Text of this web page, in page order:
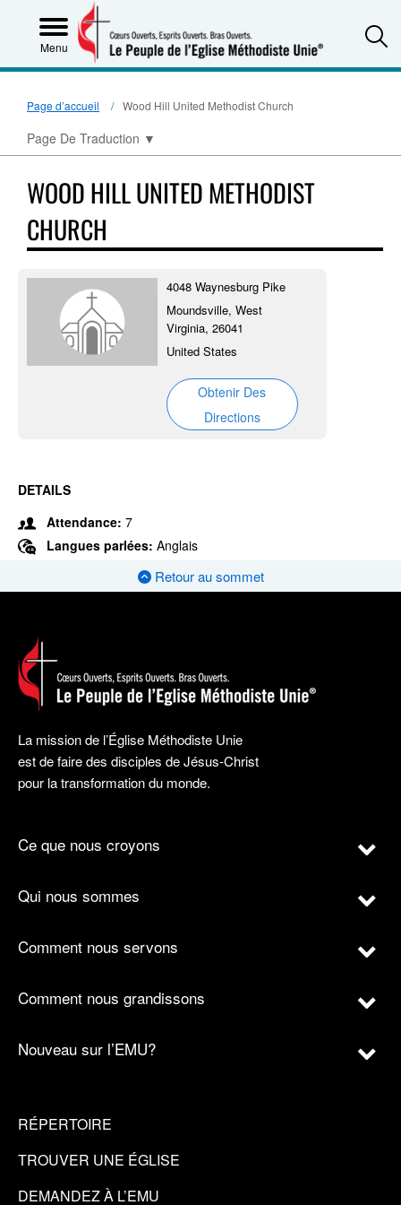
Menu
Page d’accueil Wood Hill United Methodist Church
Page De Traduction ▼
WOOD HILL UNITED METHODIST
CHURCH
4048 Waynesburg Pike
Moundsville, West
Virginia, 26041
United States
Obtenir Des
Directions
DETAILS
Attendance: 7
Langues parlées: Anglais
Retour au sommet
La mission de l’Église Méthodiste Unie
est de faire des disciples de Jésus-Christ
pour la transformation du monde.
Ce que nous croyons
Qui nous sommes
Comment nous servons
Comment nous grandissons
Nouveau sur l’EMU?
RÉPERTOIRE
TROUVER UNE ÉGLISE
DEMANDEZ À L’EMU